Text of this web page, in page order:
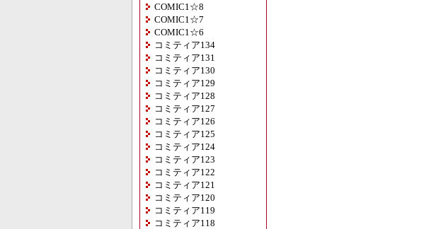
COMIC1☆8
COMIC1☆7
COMIC1☆6
コミティア134
コミティア131
コミティア130
コミティア129
コミティア128
コミティア127
コミティア126
コミティア125
コミティア124
コミティア123
コミティア122
コミティア121
コミティア120
コミティア119
コミティア118